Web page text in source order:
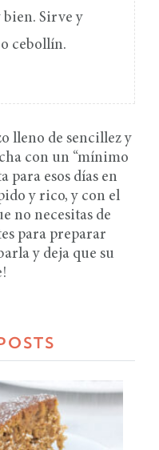
Sirve y
cebollín.
lleno de sencillez y
con un “mínimo
para esos días en
y rico, y con el
no necesitas de
para preparar
y deja que su